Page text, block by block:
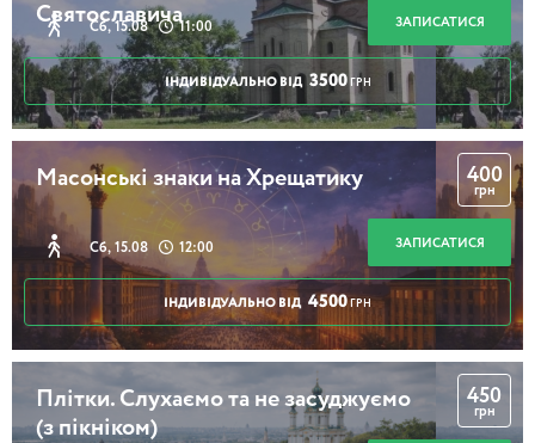
Святославича
Сб, 15.08 11:00 ЗАПИСАТИСЯ
ІНДИВІДУАЛЬНО ВІД 3500 ГРН
Масонські знаки на Хрещатику
Сб, 15.08 12:00
400
грн
ЗАПИСАТИСЯ
ІНДИВІДУАЛЬНО ВІД 4500 ГРН
Плітки. Слухаємо та не засуджуємо
(з пікніком)
450
грн